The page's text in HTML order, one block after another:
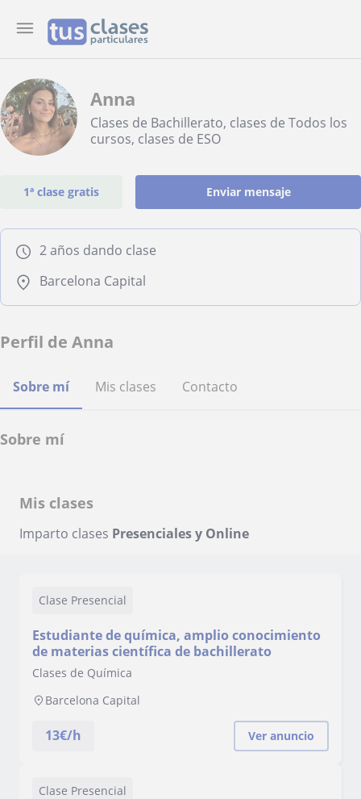
Anna
Clases de Bachillerato, clases de Todos los
cursos, clases de ESO
1ª clase gratis Enviar mensaje
2 años dando clase
Barcelona Capital
Perfil de Anna
Sobre mí Mis clases Contacto
Sobre mí
Mis clases
Imparto clases Presenciales y Online
Clase Presencial
Estudiante de química, amplio conocimiento
de materias científica de bachillerato
Clases de Química
Barcelona Capital
13€/h Ver anuncio
Clase Presencial